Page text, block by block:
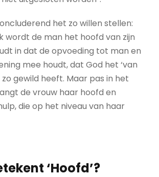
het zo willen stellen:
wordt de man het hoofd van zijn
in dat de opvoeding tot man en
mee houdt, dat God het ‘van
zo gewild heeft. Maar pas in het
de vrouw haar hoofd en
die op het niveau van haar
‘Hoofd’?